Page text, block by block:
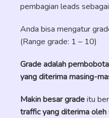
pembagian leads sebagai
Anda bisa mengatur
(Range grade: 1 – 10)
Grade adalah
yang diterima masing-
Makin besar gradeitu
traffic yang diterima oleh